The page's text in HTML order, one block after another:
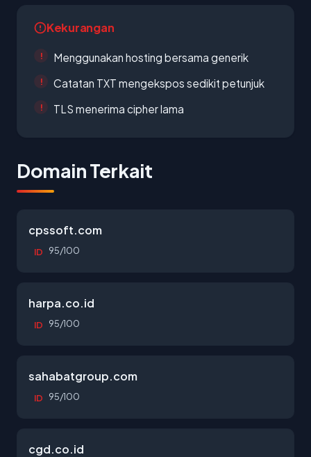
Kekurangan
Menggunakan hosting bersama generik
Catatan TXT mengekspos sedikit petunjuk
TLS menerima cipher lama
Domain Terkait
cpssoft.com
ID 95/100
harpa.co.id
ID 95/100
sahabatgroup.com
ID 95/100
cgd.co.id